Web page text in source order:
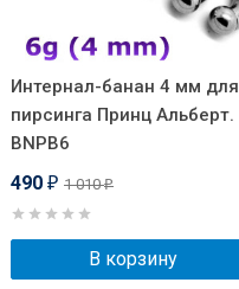
Интернал-банан 4 мм для
пирсинга Принц Альберт.
BNPB6
490 ₽ 1 010₽
В корзину